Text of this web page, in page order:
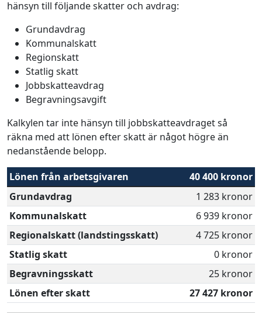
hänsyn till följande skatter och avdrag:
Grundavdrag
Kommunalskatt
Regionskatt
Statlig skatt
Jobbskatteavdrag
Begravningsavgift
Kalkylen tar inte hänsyn till jobbskatteavdraget så
räkna med att lönen efter skatt är något högre än
nedanstående belopp.
Lönen från arbetsgivaren
40 400 kronor
Grundavdrag
1 283 kronor
Kommunalskatt
6 939 kronor
Regionalskatt (landstingsskatt)
4 725 kronor
Statlig skatt
0 kronor
Begravningsskatt
25 kronor
Lönen efter skatt
27 427 kronor